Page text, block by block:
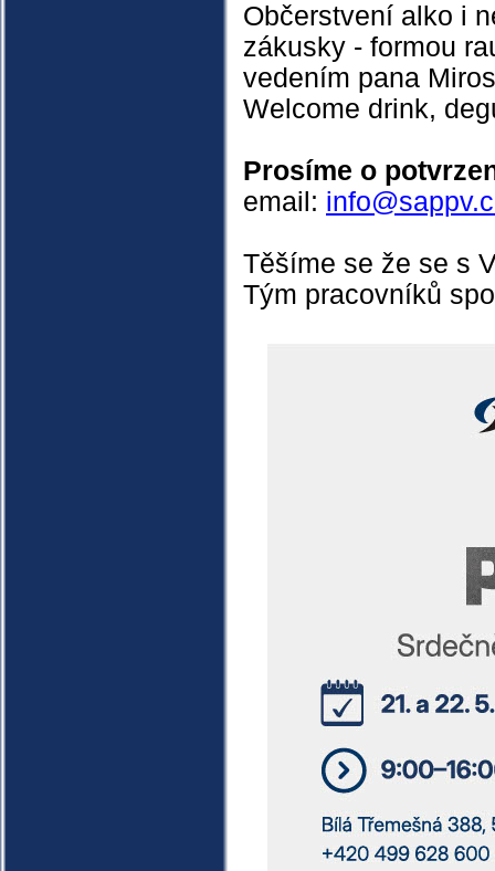
Občerstvení alko i
zákusky - formou
vedením pana
Welcome drink,
Prosíme o
email:
Těšíme se že se s
Tým pracovníků